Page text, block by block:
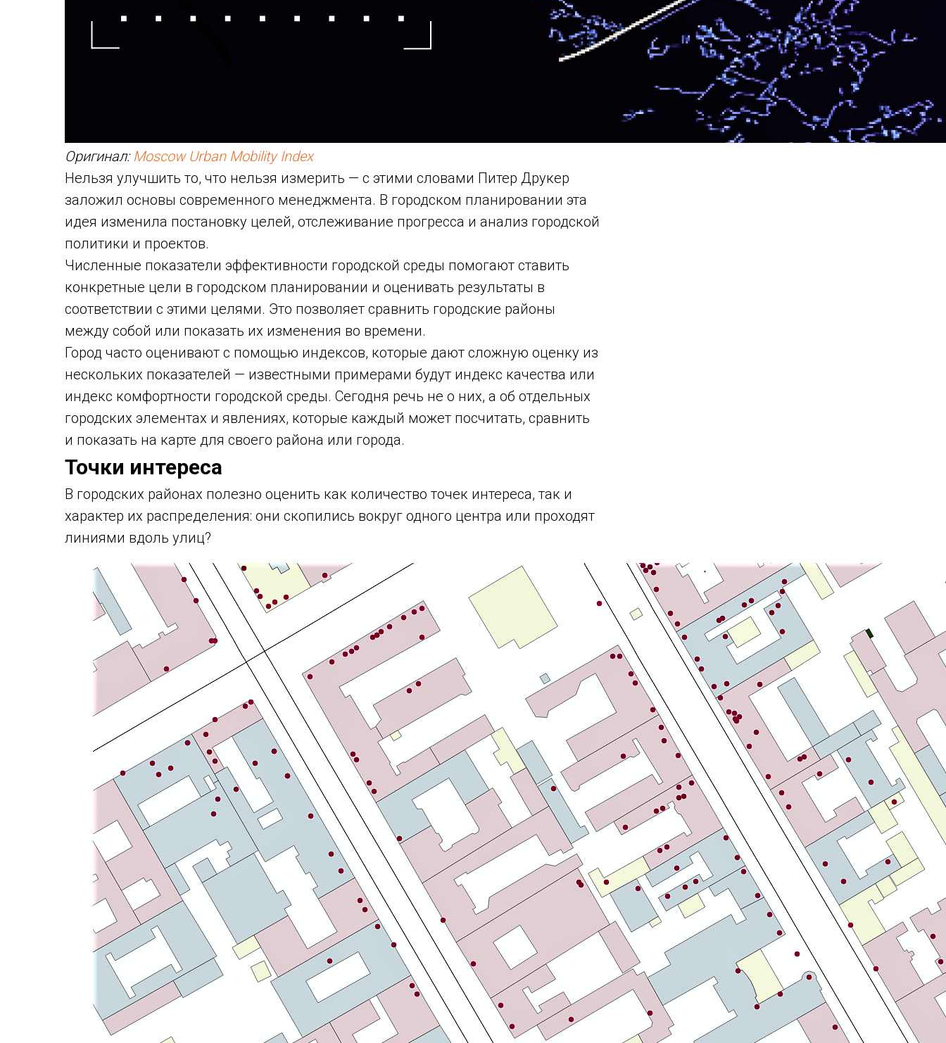
Оригинал: Moscow Urban Mobility Index
Нельзя улучшить то, что нельзя измерить — с этими словами Питер Друкер
заложил основы современного менеджмента. В городском планировании эта
идея изменила постановку целей, отслеживание прогресса и анализ городской
политики и проектов.
Численные показатели эффективности городской среды помогают ставить
конкретные цели в городском планировании и оценивать результаты в
соответствии с этими целями. Это позволяет сравнить городские районы
между собой или показать их изменения во времени.
Город часто оценивают с помощью индексов, которые дают сложную оценку из
нескольких показателей — известными примерами будут индекс качества или
индекс комфортности городской среды. Сегодня речь не о них, а об отдельных
городских элементах и явлениях, которые каждый может посчитать, сравнить
и показать на карте для своего района или города.
Точки интереса
В городских районах полезно оценить как количество точек интереса, так и
характер их распределения: они скопились вокруг одного центра или проходят
линиями вдоль улиц?